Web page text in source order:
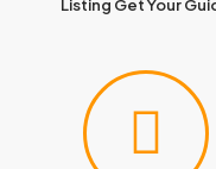
Listing Get Your